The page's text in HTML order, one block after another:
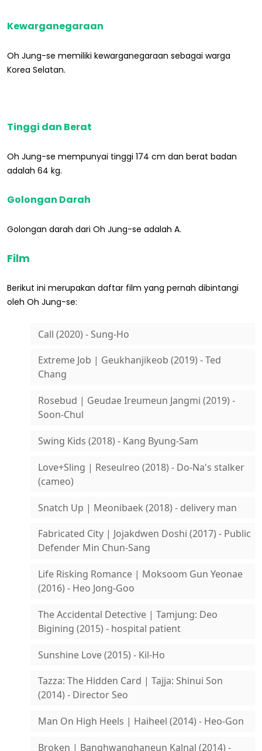
Kewarganegaraan
Oh Jung-se memiliki kewarganegaraan sebagai warga
Korea Selatan.
Tinggi dan Berat
Oh Jung-se mempunyai tinggi 174 cm dan berat badan
adalah 64 kg.
Golongan Darah
Golongan darah dari Oh Jung-se adalah A.
Film
Berikut ini merupakan daftar film yang pernah dibintangi
oleh Oh Jung-se:
Call (2020) - Sung-Ho
Extreme Job | Geukhanjikeob (2019) - Ted
Chang
Rosebud | Geudae Ireumeun Jangmi (2019) -
Soon-Chul
Swing Kids (2018) - Kang Byung-Sam
Love+Sling | Reseulreo (2018) - Do-Na's stalker
(cameo)
Snatch Up | Meonibaek (2018) - delivery man
Fabricated City | Jojakdwen Doshi (2017) - Public
Defender Min Chun-Sang
Life Risking Romance | Moksoom Gun Yeonae
(2016) - Heo Jong-Goo
The Accidental Detective | Tamjung: Deo
Bigining (2015) - hospital patient
Sunshine Love (2015) - Kil-Ho
Tazza: The Hidden Card | Tajja: Shinui Son
(2014) - Director Seo
Man On High Heels | Haiheel (2014) - Heo-Gon
Broken | Banghwanghaneun Kalnal (2014) -